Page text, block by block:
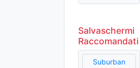
Salvaschermi
Raccomandati
Suburban